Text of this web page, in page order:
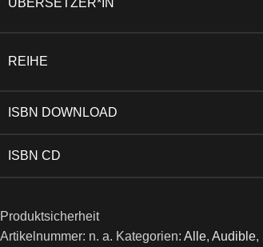
ÜBERSETZER*IN
REIHE
ISBN DOWNLOAD
ISBN CD
Produktsicherheit
Artikelnummer: n. a. Kategorien: Alle, Audible,